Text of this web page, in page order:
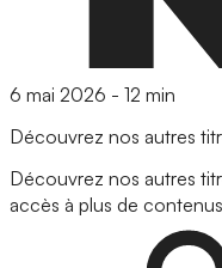
6 mai 2026 - 12 min
Découvrez nos autres
Découvrez nos autres
accès à plus de